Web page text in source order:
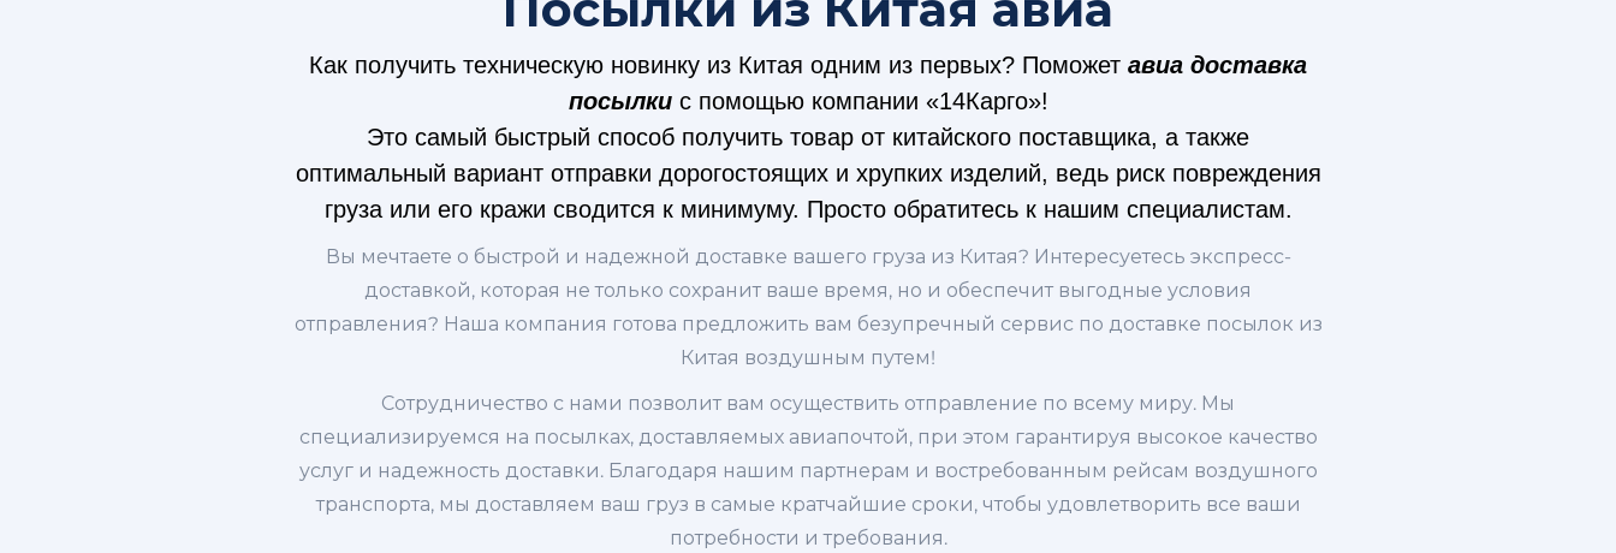
Как получить техническую новинку из Китая одним из первых? Поможет авиа доставка
посылкис помощью компании «14Карго»!
Это самый быстрый способ получить товар от китайского поставщика, а также
оптимальный вариант отправки дорогостоящих и хрупких изделий, ведь риск повреждения
груза или его кражи сводится к минимуму. Просто обратитесь к нашим специалистам.
Вы мечтаете о быстрой и надежной доставке вашего груза из Китая? Интересуетесь экспресс-
доставкой, которая не только сохранит ваше время, но и обеспечит выгодные условия
отправления? Наша компания готова предложить вам безупречный сервис по доставке посылок из
Китая воздушным путем!
Сотрудничество с нами позволит вам осуществить отправление по всему миру. Мы
специализируемся на посылках, доставляемых авиапочтой, при этом гарантируя высокое качество
услуг и надежность доставки. Благодаря нашим партнерам и востребованным рейсам воздушного
транспорта, мы доставляем ваш груз в самые кратчайшие сроки, чтобы удовлетворить все ваши
потребности и требования.